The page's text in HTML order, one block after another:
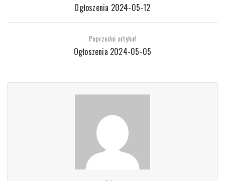
Ogłoszenia 2024-05-12
Poprzedni artykuł
Ogłoszenia 2024-05-05